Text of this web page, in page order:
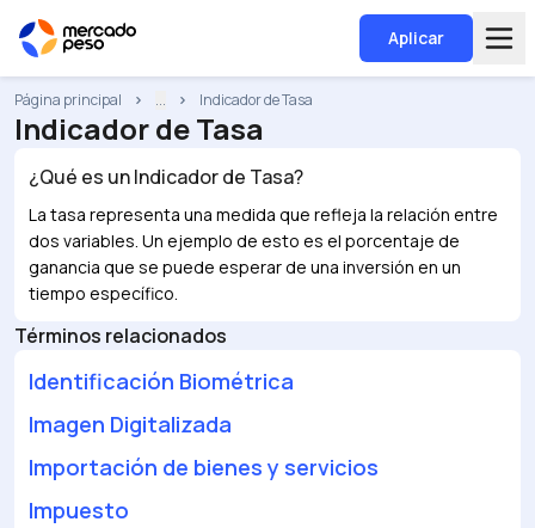
Aplicar
Página principal ... Indicador de Tasa
Indicador de Tasa
¿Qué es unIndicador de Tasa?
La tasa representa una medida que refleja la relación entre
dos variables. Un ejemplo de esto es el porcentaje de
ganancia que se puede esperar de una inversión en un
tiempo específico.
Términos relacionados
Identificación Biométrica
Imagen Digitalizada
Importación de bienes y servicios
Impuesto